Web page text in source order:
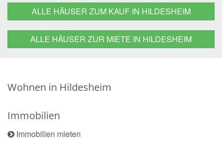
ALLE HÄUSER ZUM KAUF IN HILDESHEIM
ALLE HÄUSER ZUR MIETE IN HILDESHEIM
Wohnen in Hildesheim
Immobilien
Immobilien mieten